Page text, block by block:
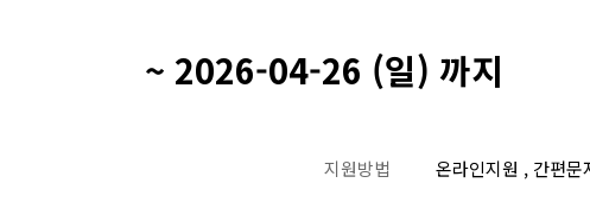
~ 2026-04-26 (일) 까지
지원방법 온라인지원 , 간편문